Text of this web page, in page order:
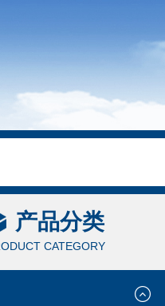
产品分类
CATEGORY